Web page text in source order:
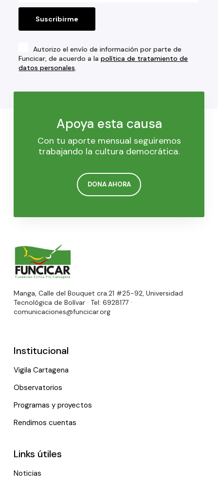
Autorizo el envío de información por parte de
Funcicar, de acuerdo a lapolítica de tratamiento de
datos personales.
Apoya esta causa
Con tu aporte mensual seguiremos
trabajando la cultura democrática.
DONA AHORA
Manga, Calle del Bouquet cra.21 #25-92, Universidad
Tecnológica de Bolívar · Tel: 6928177 ·
comunicaciones@funcicar.org
Institucional
Vigila Cartagena
Observatorios
Programas y proyectos
Rendimos cuentas
Links útiles
Noticias